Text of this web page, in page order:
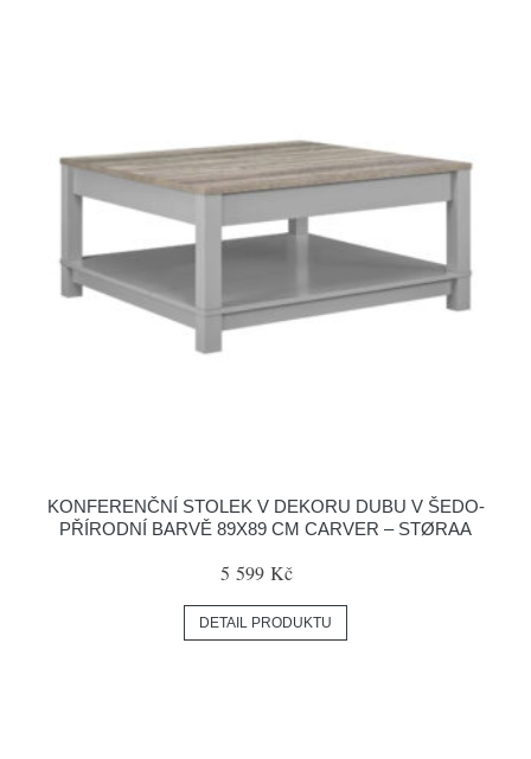
KONFERENČNÍ STOLEK V DEKORU DUBU V ŠEDO-
PŘÍRODNÍ BARVĚ 89X89 CM CARVER – STØRAA
5 599 Kč
DETAIL PRODUKTU